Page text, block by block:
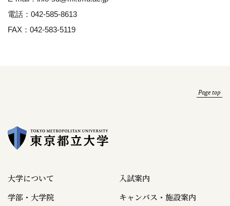
電話：042-585-8613
FAX：042-583-5119
Page top
大学について
学部・大学院
入試案内
キャンパス・施設案内